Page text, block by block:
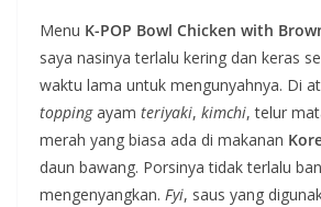
Menu K-POP Bowl Chicken with
saya nasinya terlalu kering dan keras
waktu lama untuk mengunyahnya. Di
toppingayam teriyaki, kimchi, telur
merah yang biasa ada di makanan
daun bawang. Porsinya tidak terlalu
mengenyangkan. Fyi, saus yang